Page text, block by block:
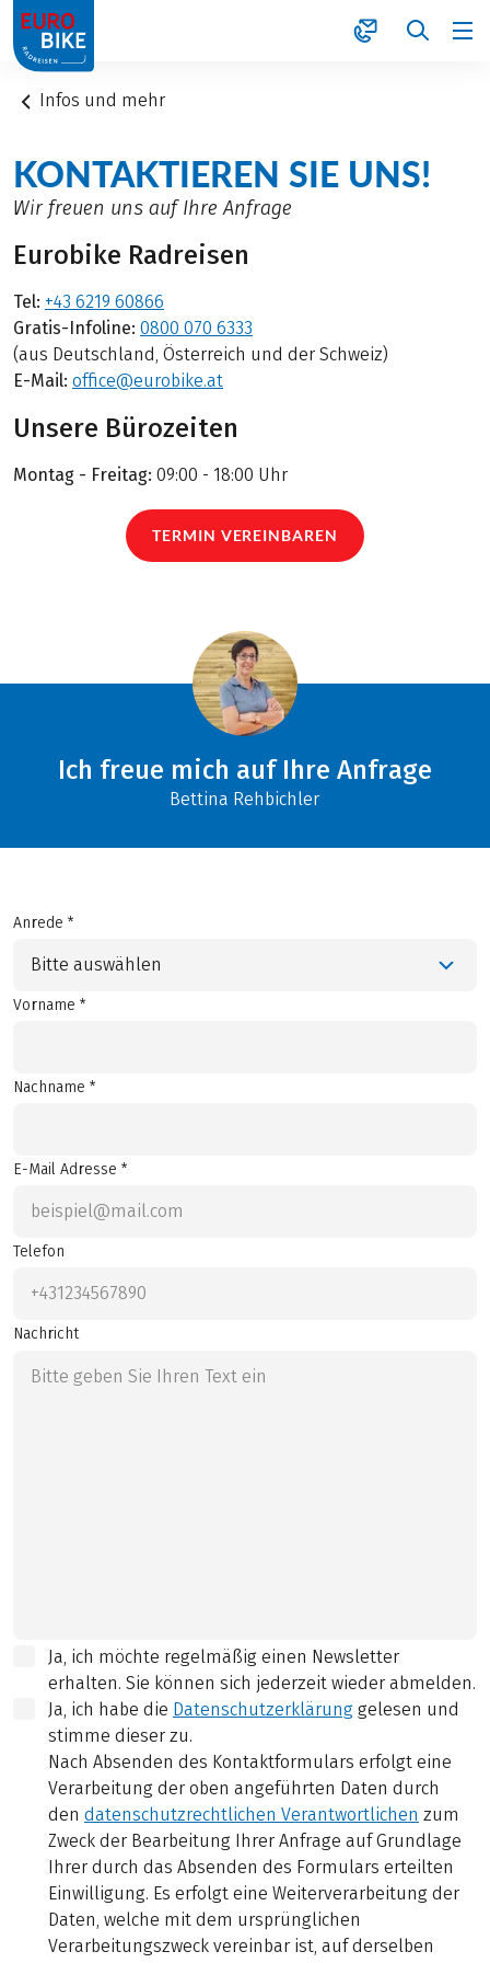
1
Infos und mehr
KONTAKTIEREN SIE UNS!
Wir freuen uns auf Ihre Anfrage
Eurobike Radreisen
Tel: +43 6219 60866
Gratis-Infoline: 0800 070 6333
(aus Deutschland, Österreich und der Schweiz)
E-Mail: office@eurobike.at
Unsere Bürozeiten
Montag - Freitag: 09:00 - 18:00 Uhr
TERMIN VEREINBAREN
Ich freue mich auf Ihre Anfrage
Bettina Rehbichler
Anrede *
Bitte auswählen
Vorname *
Nachname *
E-Mail Adresse *
Telefon
Nachricht
Ja, ich möchte regelmäßig einen Newsletter
erhalten. Sie können sich jederzeit wieder abmelden.
Ja, ich habe die Datenschutzerklärung gelesen und
stimme dieser zu.
Nach Absenden des Kontaktformulars erfolgt eine
Verarbeitung der oben angeführten Daten durch
den datenschutzrechtlichen Verantwortlichen zum
Zweck der Bearbeitung Ihrer Anfrage auf Grundlage
Ihrer durch das Absenden des Formulars erteilten
Einwilligung. Es erfolgt eine Weiterverarbeitung der
Daten, welche mit dem ursprünglichen
Verarbeitungszweck vereinbar ist, auf derselben